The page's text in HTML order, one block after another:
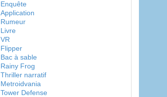
Enquête
Application
Rumeur
Livre
VR
Flipper
Bac à sable
Rainy Frog
Thriller narratif
Metroidvania
Tower Defense